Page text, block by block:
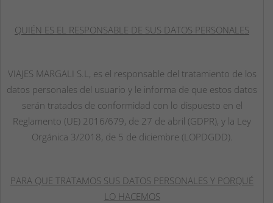
QUIÉN ES EL RESPONSABLE DE SUS DATOS PERSONALES
VIAJES MARGALI S.L, es el responsable del tratamiento de los
datos personales del usuario y le informa de que estos datos
serán tratados de conformidad con lo dispuesto en el
Reglamento (UE) 2016/679, de 27 de abril (GDPR), y la Ley
Orgánica 3/2018, de 5 de diciembre (LOPDGDD).
PARA QUE TRATAMOS SUS DATOS PERSONALES Y PORQUÉ
LO HACEMOS